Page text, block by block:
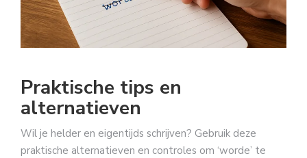
Praktische tips en
alternatieven
Wil je helder en eigentijds schrijven? Gebruik deze
praktische alternatieven en controles om ‘worde’ te